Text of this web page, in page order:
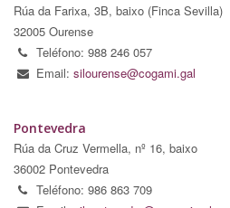
Rúa da Farixa, 3B, baixo (Finca Sevilla)
32005 Ourense
Teléfono: 988 246 057
Email: silourense@cogami.gal
Pontevedra
Rúa da Cruz Vermella, nº 16, baixo
36002 Pontevedra
Teléfono: 986 863 709